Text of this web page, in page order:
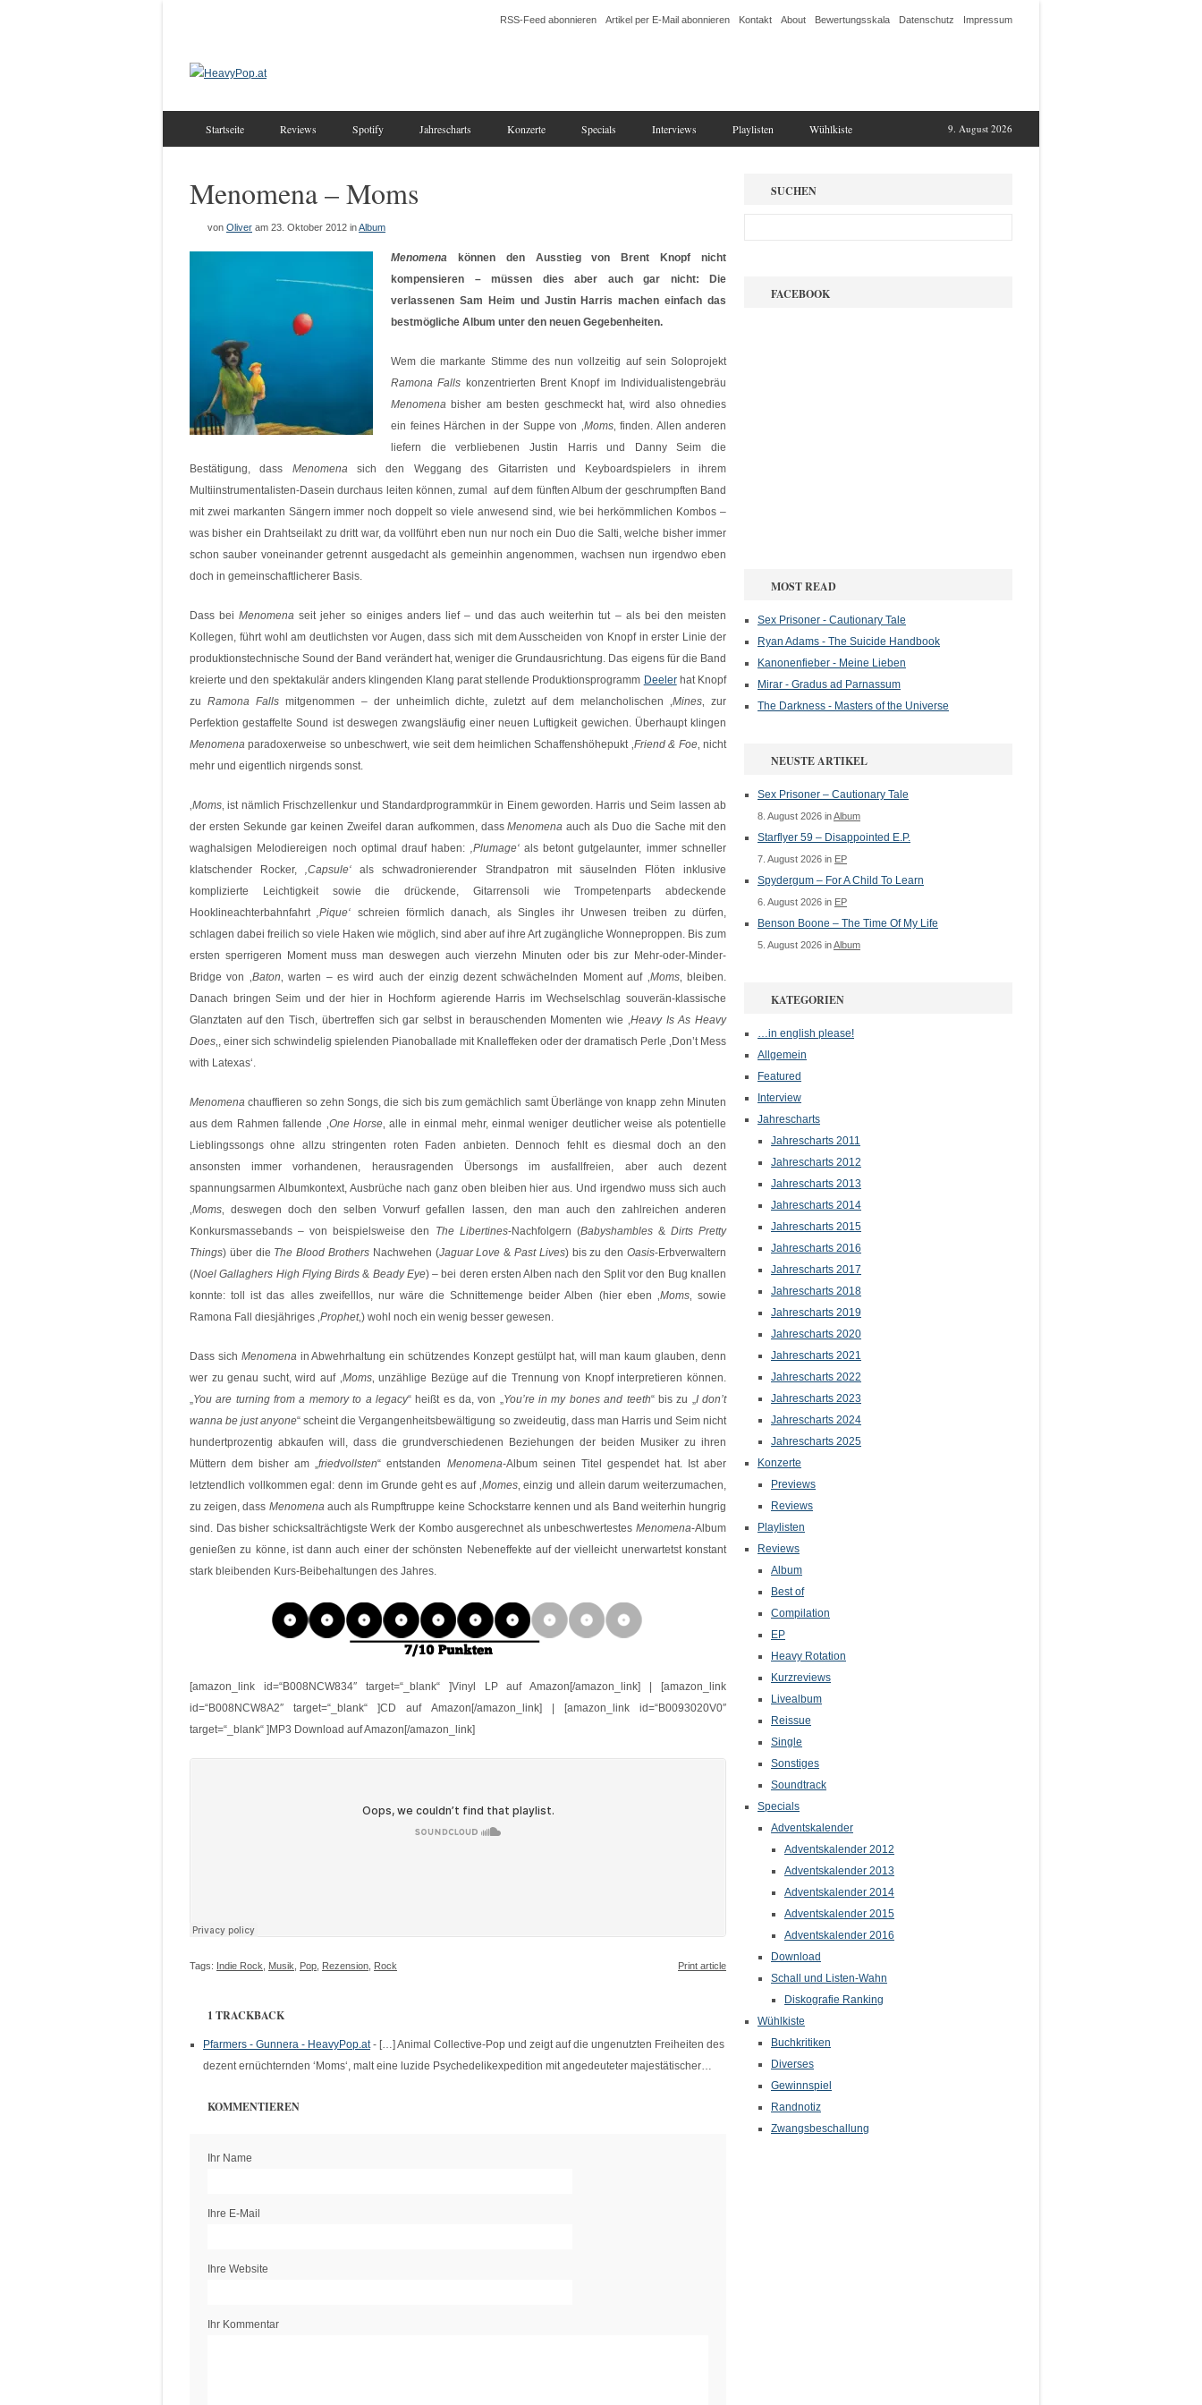
RSS-Feed abonnieren Artikel per E-Mail abonnieren Kontakt About Bewertungsskala Datenschutz Impressum
9. August 2026
Startseite Reviews Spotify Jahrescharts Konzerte Specials Interviews Playlisten Wühlkiste
Menomena – Moms
von Oliver am 23. Oktober 2012 inAlbum
Menomena können den Ausstieg von Brent Knopf nicht
kompensieren – müssen dies aber auch gar nicht: Die
verlassenen Sam Heim und Justin Harris machen einfach das
bestmögliche Album unter den neuen Gegebenheiten.
Wem die markante Stimme des nun vollzeitig auf sein Soloprojekt
Ramona Falls konzentrierten Brent Knopf im Individualistengebräu
Menomena bisher am besten geschmeckt hat, wird also ohnedies
ein feines Härchen in der Suppe von ‚Moms‚ finden. Allen anderen
liefern die verbliebenen Justin Harris und Danny Seim die
Bestätigung, dass Menomenasich den Weggang des Gitarristen und Keyboardspielers in ihrem
Multiinstrumentalisten-Dasein durchaus leiten können, zumal auf dem fünften Album der geschrumpften Band
mit zwei markanten Sängern immer noch doppelt so viele anwesend sind, wie bei herkömmlichen Kombos –
was bisher ein Drahtseilakt zu dritt war, da vollführt eben nun nur noch ein Duo die Salti, welche bisher immer
schon sauber voneinander getrennt ausgedacht als gemeinhin angenommen, wachsen nun irgendwo eben
doch in gemeinschaftlicherer Basis.
Dass beiMenomena seit jeher so einiges anders lief – und das auch weiterhin tut – als bei den meisten
Kollegen, führt wohl am deutlichsten vor Augen, dass sich mit dem Ausscheiden von Knopf in erster Linie der
produktionstechnische Sound der Band verändert hat, weniger die Grundausrichtung. Das eigens für die Band
kreierte und den spektakulär anders klingenden Klang parat stellende Produktionsprogramm Deelerhat Knopf
zu Ramona Fallsmitgenommen – der unheimlich dichte, zuletzt auf dem melancholischen ‚Mines‚ zur
Perfektion gestaffelte Sound ist deswegen zwangsläufig einer neuen Luftigkeit gewichen. Überhaupt klingen
Menomena paradoxerweise so unbeschwert, wie seit dem heimlichen Schaffenshöhepukt ‚Friend & Foe‚ nicht
mehr und eigentlich nirgends sonst.
‚Moms‚ ist nämlich Frischzellenkur und Standardprogrammkür in Einem geworden. Harris und Seim lassen ab
der ersten Sekunde gar keinen Zweifel daran aufkommen, dassMenomena auch als Duo die Sache mit den
waghalsigen Melodiereigen noch optimal drauf haben: ‚Plumage‘ als betont gutgelaunter, immer schneller
klatschender Rocker, ‚Capsule‘als schwadronierender Strandpatron mit säuselnden Flöten inklusive
komplizierte Leichtigkeit sowie die drückende, Gitarrensoli wie Trompetenparts abdeckende
Hooklineachterbahnfahrt‚Pique‘ schreien förmlich danach, als Singles ihr Unwesen treiben zu dürfen,
schlagen dabei freilich so viele Haken wie möglich, sind aber auf ihre Art zugängliche Wonneproppen. Bis zum
ersten sperrigeren Moment muss man deswegen auch vierzehn Minuten oder bis zur Mehr-oder-Minder-
Bridge von ‚Baton‚ warten – es wird auch der einzig dezent schwächelnden Moment auf ‚Moms‚ bleiben.
Danach bringen Seim und der hier in Hochform agierende Harris im Wechselschlag souverän-klassische
Glanztaten auf den Tisch, übertreffen sich gar selbst in berauschenden Momenten wie ‚Heavy Is As Heavy
Does‚, einer sich schwindelig spielenden Pianoballade mit Knalleffeken oder der dramatisch Perle ‚Don’t Mess
with Latexas‘.
Menomena chauffieren so zehn Songs, die sich bis zum gemächlich samt Überlänge von knapp zehn Minuten
aus dem Rahmen fallende ‚One Horse‚ alle in einmal mehr, einmal weniger deutlicher weise als potentielle
Lieblingssongs ohne allzu stringenten roten Faden anbieten. Dennoch fehlt es diesmal doch an den
ansonsten immer vorhandenen, herausragenden Übersongs im ausfallfreien, aber auch dezent
spannungsarmen Albumkontext, Ausbrüche nach ganz oben bleiben hier aus. Und irgendwo muss sich auch
‚Moms‚ deswegen doch den selben Vorwurf gefallen lassen, den man auch den zahlreichen anderen
Konkursmassebands – von beispielsweise den
The Libertines-Nachfolgern (Babyshambles& Dirts Pretty
Things) über die The Blood Brothers Nachwehen (Jaguar Love &Past Lives) bis zu denOasis-Erbverwaltern
(Noel Gallaghers High Flying Birds & Beady Eye) – bei deren ersten Alben nach den Split vor den Bug knallen
konnte: toll ist das alles zweifelllos, nur wäre die Schnittemenge beider Alben (hier eben ‚Moms‚ sowie
Ramona Fall diesjähriges ‚Prophet‚) wohl noch ein wenig besser gewesen.
Dass sich Menomenain Abwehrhaltung ein schützendes Konzept gestülpt hat, will man kaum glauben, denn
wer zu genau sucht, wird auf ‚Moms‚ unzählige Bezüge auf die Trennung von Knopf interpretieren können.
„You are turning from a memory to a legacy“ heißt es da, von „You’re in my bones and teeth“ bis zu „I don’t
wanna be just anyone“ scheint die Vergangenheitsbewältigung so zweideutig, dass man Harris und Seim nicht
hundertprozentig abkaufen will, dass die grundverschiedenen Beziehungen der beiden Musiker zu ihren
Müttern dem bisher am „friedvollsten“ entstanden Menomena-Album seinen Titel gespendet hat. Ist aber
letztendlich vollkommen egal: denn im Grunde geht es auf ‚Momes‚ einzig und allein darum weiterzumachen,
zu zeigen, dass Menomenaauch als Rumpftruppe keine Schockstarre kennen und als Band weiterhin hungrig
sind. Das bisher schicksalträchtigste Werk der Kombo ausgerechnet als unbeschwertestes Menomena-Album
genießen zu könne, ist dann auch einer der schönsten Nebeneffekte auf der vielleicht unerwartetst konstant
stark bleibenden Kurs-Beibehaltungen des Jahres.
[amazon_link id=“B008NCW834″ target=“_blank“ ]Vinyl LP auf Amazon[/amazon_link] | [amazon_link
id=“B008NCW8A2″ target=“_blank“ ]CD auf Amazon[/amazon_link] | [amazon_link id=“B0093020V0″
target=“_blank“ ]MP3 Download auf Amazon[/amazon_link]
Tags: Indie Rock Musik Pop Rezension Rock Print article
1 TRACKBACK
Pfarmers - Gunnera - HeavyPop.at- […] Animal Collective-Pop und zeigt auf die ungenutzten Freiheiten des
dezent ernüchternden ‘Moms‘, malt eine luzide Psychedelikexpedition mit angedeuteter majestätischer…
KOMMENTIEREN
Ihr Name
Ihre E-Mail
Ihre Website
Ihr Kommentar
SUCHEN
FACEBOOK
MOST READ
Sex Prisoner - Cautionary Tale
Ryan Adams - The Suicide Handbook
Kanonenfieber - Meine Lieben
Mirar - Gradus ad Parnassum
The Darkness - Masters of the Universe
NEUSTE ARTIKEL
Sex Prisoner – Cautionary Tale
8. August 2026 inAlbum
Starflyer 59 – Disappointed E.P.
7. August 2026 in EP
Spydergum – For A Child To Learn
6. August 2026 in EP
Benson Boone – The Time Of My Life
5. August 2026 inAlbum
KATEGORIEN
…in english please!
Allgemein
Featured
Interview
Jahrescharts
Jahrescharts 2011
Jahrescharts 2012
Jahrescharts 2013
Jahrescharts 2014
Jahrescharts 2015
Jahrescharts 2016
Jahrescharts 2017
Jahrescharts 2018
Jahrescharts 2019
Jahrescharts 2020
Jahrescharts 2021
Jahrescharts 2022
Jahrescharts 2023
Jahrescharts 2024
Jahrescharts 2025
Konzerte
Previews
Reviews
Playlisten
Reviews
Album
Best of
Compilation
EP
Heavy Rotation
Kurzreviews
Livealbum
Reissue
Single
Sonstiges
Soundtrack
Specials
Adventskalender
Adventskalender 2012
Adventskalender 2013
Adventskalender 2014
Adventskalender 2015
Adventskalender 2016
Download
Schall und Listen-Wahn
Diskografie Ranking
Wühlkiste
Buchkritiken
Diverses
Gewinnspiel
Randnotiz
Zwangsbeschallung